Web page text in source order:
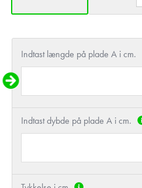
Indtast længde på plade A i cm.
Indtast dybde på plade A i cm.